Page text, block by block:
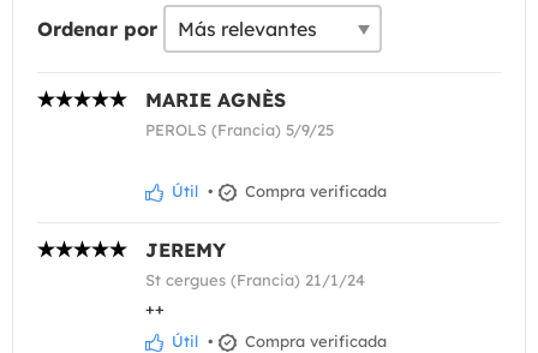
Ordenar por
MARIE AGNÈS
PEROLS (Francia) 5/9/25
Útil • Compra verificada
JEREMY
St cergues (Francia) 21/1/24
++
Útil • Compra verificada